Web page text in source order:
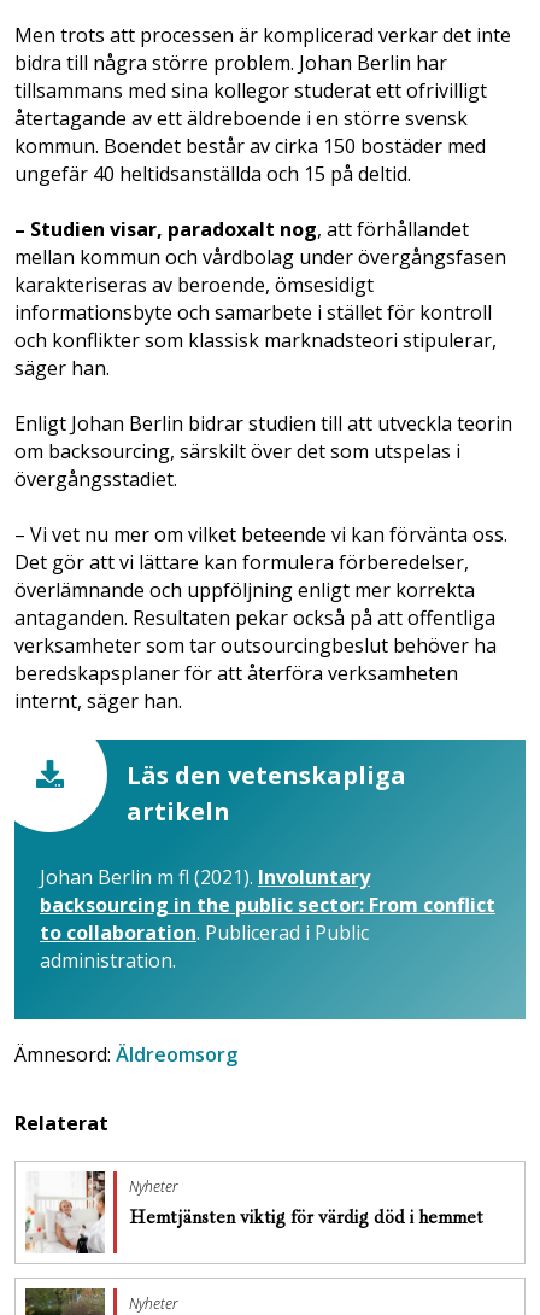
Men trots att processen är komplicerad verkar det inte
bidra till några större problem. Johan Berlin har
tillsammans med sina kollegor studerat ett ofrivilligt
återtagande av ett äldreboende i en större svensk
kommun. Boendet består av cirka 150 bostäder med
ungefär 40 heltidsanställda och 15 på deltid.
– Studien visar, paradoxalt nog, att förhållandet
mellan kommun och vårdbolag under övergångsfasen
karakteriseras av beroende, ömsesidigt
informationsbyte och samarbete i stället för kontroll
och konflikter som klassisk marknadsteori stipulerar,
säger han.
Enligt Johan Berlin bidrar studien till att utveckla teorin
om backsourcing, särskilt över det som utspelas i
övergångsstadiet.
– Vi vet nu mer om vilket beteende vi kan förvänta oss.
Det gör att vi lättare kan formulera förberedelser,
överlämnande och uppföljning enligt mer korrekta
antaganden. Resultaten pekar också på att offentliga
verksamheter som tar outsourcingbeslut behöver ha
beredskapsplaner för att återföra verksamheten
internt, säger han.
Läs den vetenskapliga
artikeln
Johan Berlin m fl (2021). Involuntary
backsourcing in the public sector: From conflict
to collaboration. Publicerad i Public
administration.
Ämnesord: Äldreomsorg
Relaterat
Nyheter
Hemtjänsten viktig för värdig död i hemmet
Nyheter